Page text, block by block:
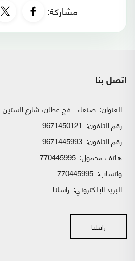
مشاركة:
اتصل بنا
العنوان: صنعاء - فج عطان، شارع الستين
رقم التلفون: 9671450121
رقم التلفون: 9671445993
هاتف محمول: 770445995
واتساب:
البريد الإلكتروني: راسلنا
راسلنا